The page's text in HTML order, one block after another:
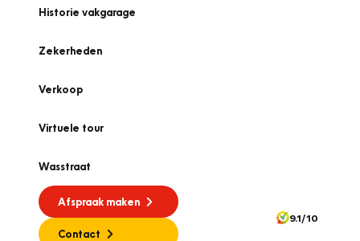
Historie vakgarage
Zekerheden
Verkoop
Virtuele tour
Wasstraat
Afspraak maken
Contact
9.1/10